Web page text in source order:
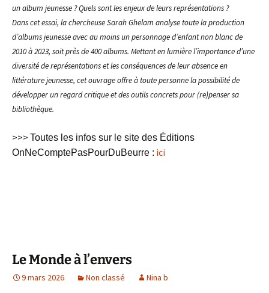
un album jeunesse ? Quels sont les enjeux de leurs représentations ?
Dans cet essai, la chercheuse Sarah Ghelam analyse toute la production
d’albums jeunesse avec au moins un personnage d’enfant non blanc de
2010 à 2023, soit près de 400 albums. Mettant en lumière l’importance d’une
diversité de représentations et les conséquences de leur absence en
littérature jeunesse, cet ouvrage offre à toute personne la possibilité de
développer un regard critique et des outils concrets pour (re)penser sa
bibliothèque.
>>> Toutes les infos sur le site des Éditions
OnNeComptePasPourDuBeurre : ici
Le Monde à l’envers
9 mars 2026 Non classé Nina b